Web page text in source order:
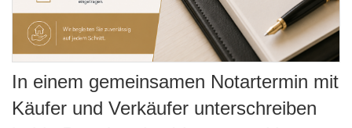
In einem gemeinsamen Notartermin mit
Käufer und Verkäufer unterschreiben